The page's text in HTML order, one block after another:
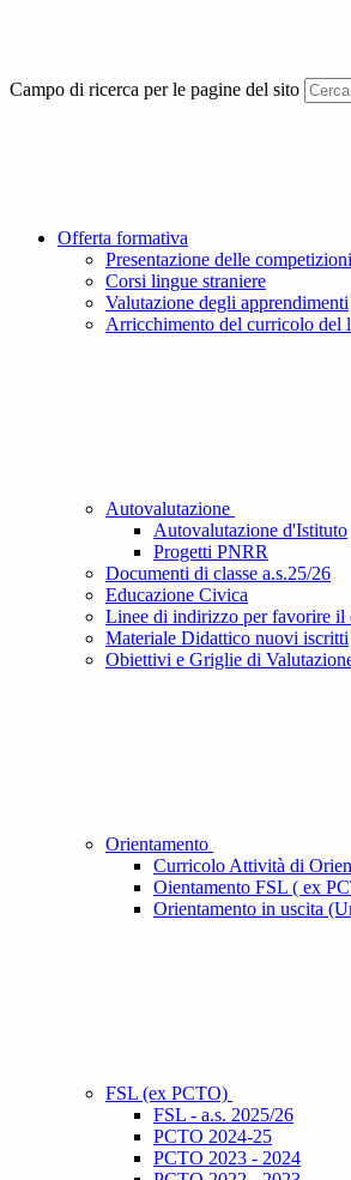
Campo di ricerca per le pagine del sito
Offerta formativa
Presentazione delle
Corsi lingue straniere
Valutazione degli apprendimenti
Arricchimento del curricolo del
Autovalutazione
Autovalutazione d'Istituto
Progetti PNRR
Documenti di classe a.s.25/26
Educazione Civica
Linee di indirizzo per favorire il
Materiale Didattico nuovi iscritti
Obiettivi e Griglie di
Orientamento
Curricolo Attività di
Oientamento FSL ( ex
Orientamento in uscita
FSL (ex PCTO)
FSL - a.s. 2025/26
PCTO 2024-25
PCTO 2023 - 2024